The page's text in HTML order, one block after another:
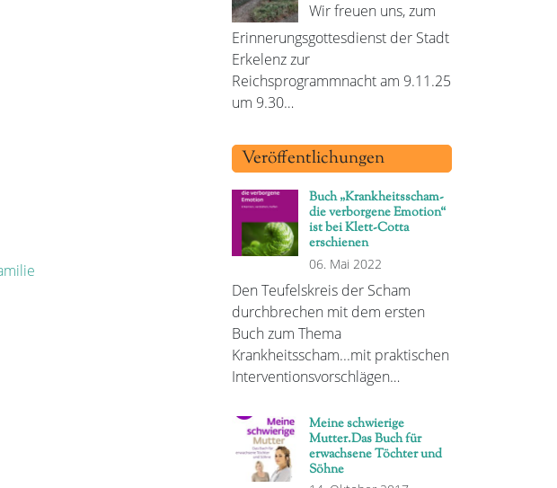
Wir freuen uns, zum
Erinnerungsgottesdienst der Stadt
Erkelenz zur
Reichsprogrammnacht am 9.11.25
um 9.30…
Veröffentlichungen
Buch „Krankheitsscham-
die verborgene Emotion“
ist bei Klett-Cotta
erschienen
06. Mai 2022
Den Teufelskreis der Scham
durchbrechen mit dem ersten
Buch zum Thema
Krankheitsscham...mit praktischen
Interventionsvorschlägen…
Meine schwierige
Mutter.Das Buch für
erwachsene Töchter und
Söhne